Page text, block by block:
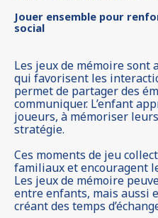
Jouer ensemble pour
social
Les jeux de mémoire sont
qui favorisent les
permet de partager des
communiquer. L’enfant
joueurs, à mémoriser
stratégie.
Ces moments de jeu
familiaux et encouragent
Les jeux de mémoire
entre enfants, mais aussi
créant des temps